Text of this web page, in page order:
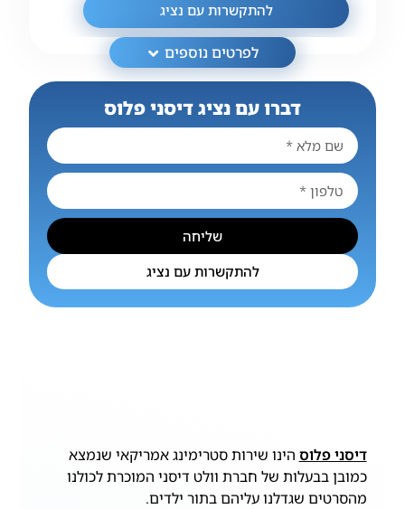
דברו עם נציג דיסני פלוס
שליחה
להתקשרות עם נציג
להתקשרות עם נציג
לפרטים נוספים
דיסני פלוס הינו שירות סטרימינג אמריקאי שנמצא
כמובן בבעלות של חברת וולט דיסני המוכרת לכולנו
מהסרטים שגדלנו עליהם בתור ילדים.